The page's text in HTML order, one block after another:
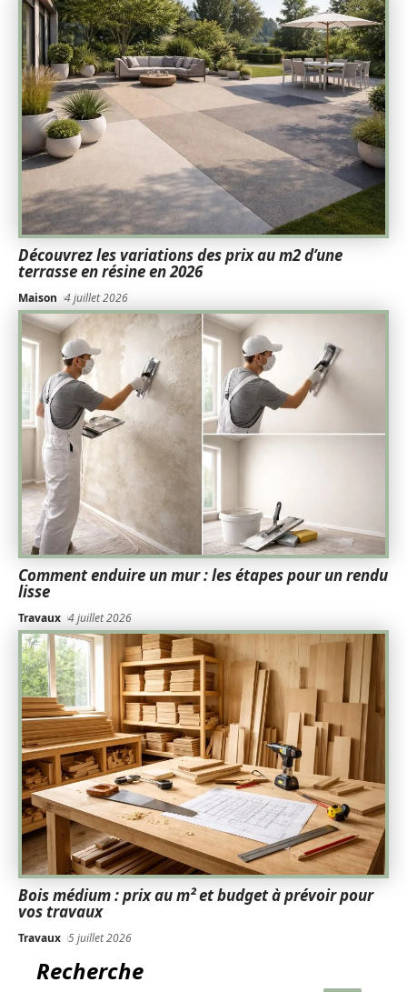
Découvrez les variations des prix au m2 d’une
terrasse en résine en 2026
Maison 4 juillet 2026
Comment enduire un mur : les étapes pour un rendu
lisse
Travaux 4 juillet 2026
Bois médium : prix au m² et budget à prévoir pour
vos travaux
Travaux 5 juillet 2026
Recherche